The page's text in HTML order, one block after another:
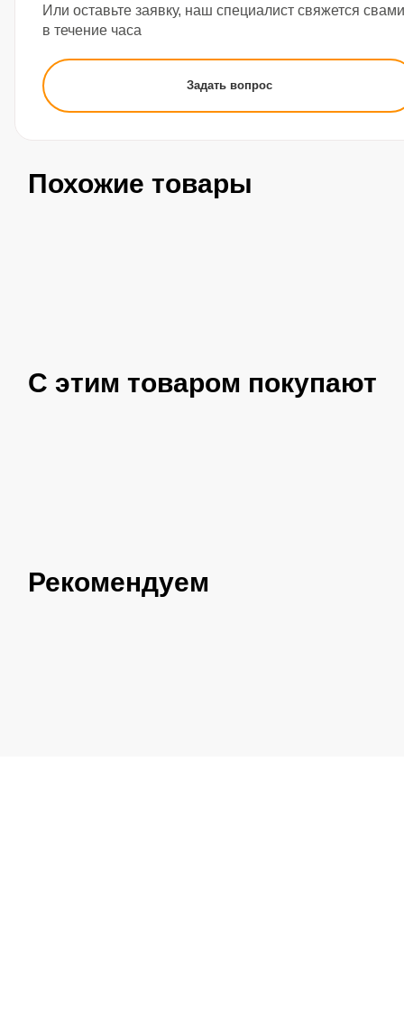
Или оставьте заявку, наш специалист свяжется свами
в течение часа
Задать вопрос
Похожие товары
С этим товаром покупают
Рекомендуем